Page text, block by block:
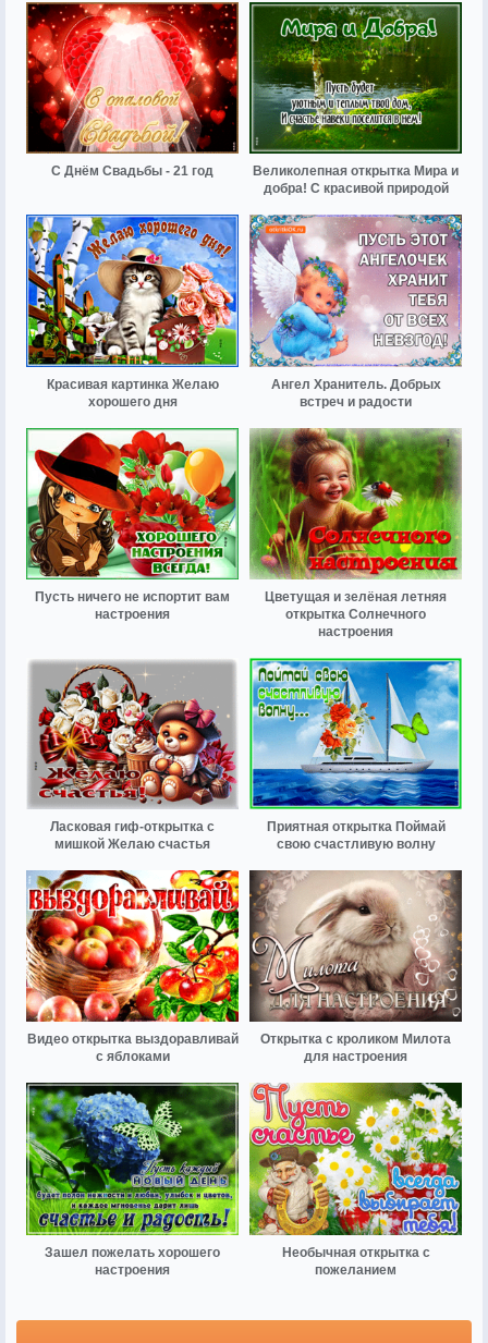
С Днём Свадьбы - 21 год
Великолепная открытка Мира и
добра! С красивой природой
Красивая картинка Желаю
хорошего дня
Ангел Хранитель. Добрых
встреч и радости
Пусть ничего не испортит вам
настроения
Цветущая и зелёная летняя
открытка Солнечного
настроения
Ласковая гиф-открытка с
мишкой Желаю счастья
Приятная открытка Поймай
свою счастливую волну
Видео открытка выздоравливай
с яблоками
Открытка с кроликом Милота
для настроения
Зашел пожелать хорошего
настроения
Необычная открытка с
пожеланием